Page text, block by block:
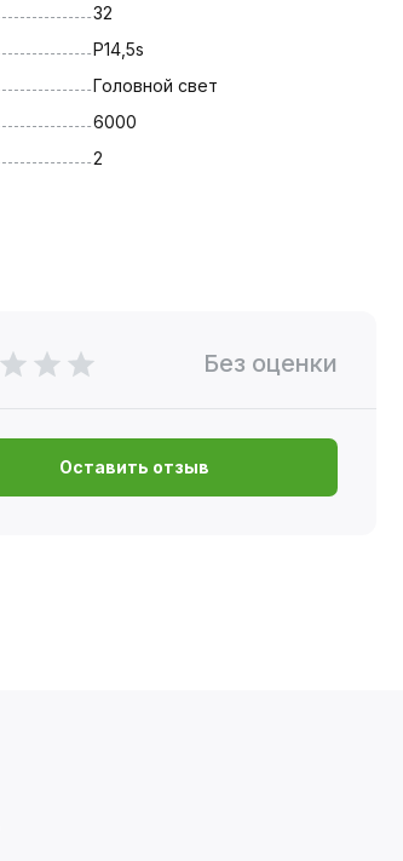
32
P14,5s
Головной свет
6000
2
Без оценки
Оставить отзыв